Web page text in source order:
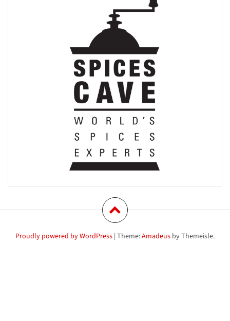
Proudly powered by WordPress | Theme:Amadeus by Themeisle.